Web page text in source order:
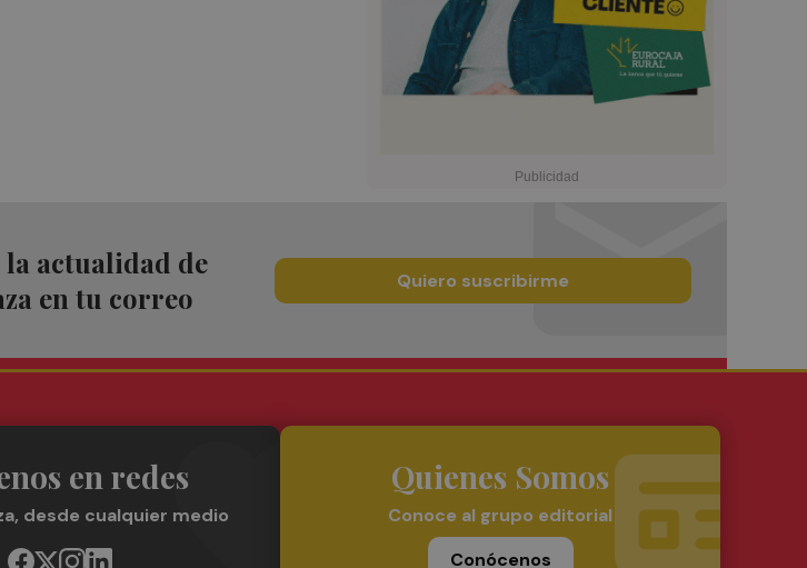
la actualidad de
en tu correo
Quiero suscribirme
en redes
desde cualquier medio
Quienes Somos
Conoce al grupo editorial
Conócenos